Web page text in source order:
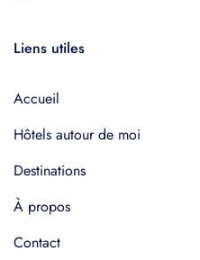
Liens utiles
Accueil
Hôtels autour de moi
Destinations
À propos
Contact